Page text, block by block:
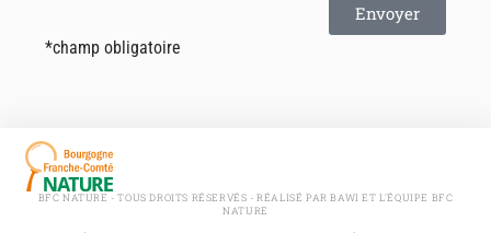
Envoyer
*champ obligatoire
BFC NATURE - TOUS DROITS RÉSERVÉS - RÉALISÉ PAR BAWI ET L'ÉQUIPE BFC
NATURE